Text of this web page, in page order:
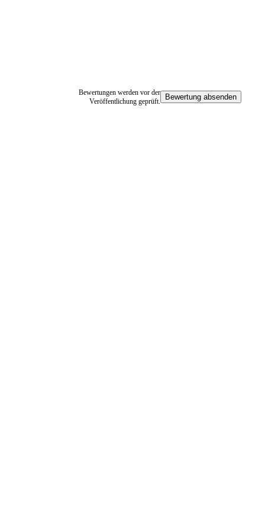
Bewertungen werden vor der
Veröffentlichung geprüft.
Bewertung absenden